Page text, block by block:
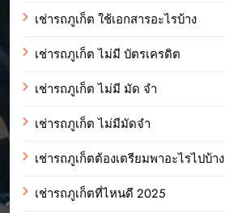
เช่ารถภูเก็ต ใช้เอกสารอะไรบ้าง
เช่ารถภูเก็ต ไม่มี บัตรเครดิต
เช่ารถภูเก็ต ไม่มี มัด จํา
เช่ารถภูเก็ต ไม่มีมัดจำ
เช่ารถภูเก็ตต้องเตรียมพาอะไรไปบ้าง
เช่ารถภูเก็ตที่ไหนดี 2025